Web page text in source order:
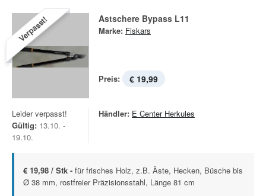
Verpasst! Astschere Bypass L11
Marke: Fiskars
Preis: € 19,99
Leider verpasst!
Gültig: 13.10. -
19.10.
Händler: E Center Herkules
€ 19,98 / Stk - für frisches Holz, z.B. Äste, Hecken, Büsche bis
Ø 38 mm, rostfreier Präzisionsstahl, Länge 81 cm